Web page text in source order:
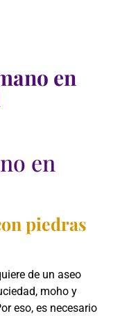
en
en
piedras
de un aseo
moho y
eso, es necesario